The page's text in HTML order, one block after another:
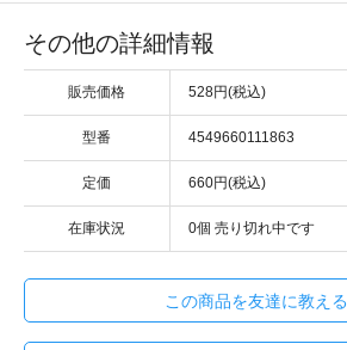
その他の詳細情報
販売価格 528円(税込)
型番 4549660111863
定価 660円(税込)
在庫状況 0個 売り切れ中です
この商品を友達に教える